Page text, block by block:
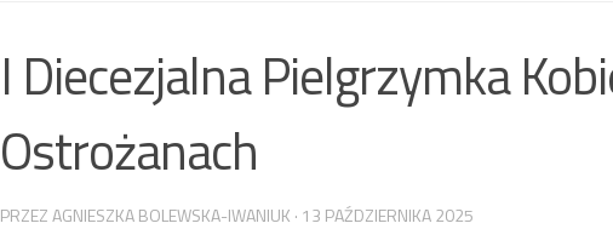
I Diecezjalna Pielgrzymka
Ostrożanach
PRZEZAGNIESZKA BOLEWSKA-IWANIUK · 13 PAŹDZIERNIKA 2025